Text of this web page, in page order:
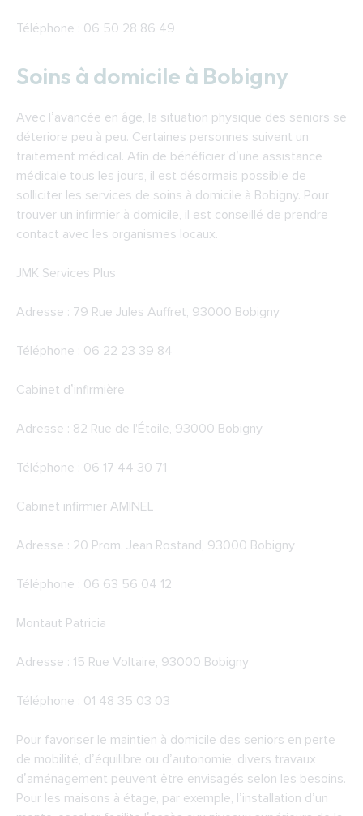
Téléphone : 06 50 28 86 49
Soins à domicile à Bobigny
Avec l’avancée en âge, la situation physique des seniors se
déteriore peu à peu. Certaines personnes suivent un
traitement médical. Afin de bénéficier d’une assistance
médicale tous les jours, il est désormais possible de
solliciter les services de soins à domicile à Bobigny. Pour
trouver un infirmier à domicile, il est conseillé de prendre
contact avec les organismes locaux.
JMK Services Plus
Adresse : 79 Rue Jules Auffret, 93000 Bobigny
Téléphone : 06 22 23 39 84
Cabinet d’infirmière
Adresse : 82 Rue de l'Étoile, 93000 Bobigny
Téléphone : 06 17 44 30 71
Cabinet infirmier AMINEL
Adresse : 20 Prom. Jean Rostand, 93000 Bobigny
Téléphone : 06 63 56 04 12
Montaut Patricia
Adresse : 15 Rue Voltaire, 93000 Bobigny
Téléphone : 01 48 35 03 03
Pour favoriser le maintien à domicile des seniors en perte
de mobilité, d’équilibre ou d’autonomie, divers travaux
d’aménagement peuvent être envisagés selon les besoins.
Pour les maisons à étage, par exemple, l’installation d’un